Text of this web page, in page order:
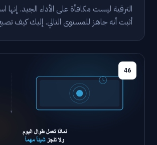
الترقية ليست مكافأة على الأداء الجيد. إنها
أثبت أنه جاهز للمستوى التالي. إليك كيف
46